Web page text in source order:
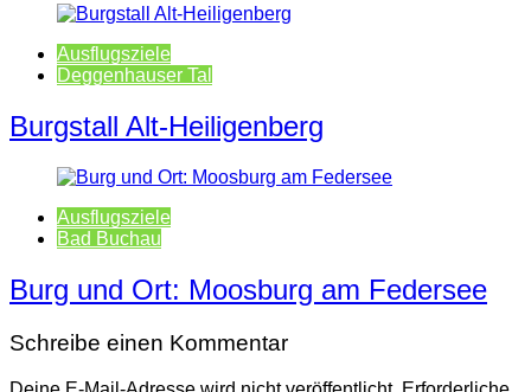
Ausflugsziele
Deggenhauser Tal
Burgstall Alt-Heiligenberg
Ausflugsziele
Bad Buchau
Burg und Ort: Moosburg am Federsee
Schreibe einen Kommentar